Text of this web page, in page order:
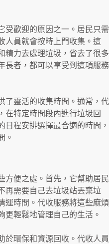
受歡迎的原因之一。居民只需
人員就會按時上門收集。這
精力去處理垃圾，省去了很多
長者，都可以享受到這項服務
了靈活的收集時間。通常，代
在特定時間段內進行垃圾回
日程安排選擇最合適的時間，
。
方便之處。首先，它幫助居民
再需要自己去垃圾站丟棄垃
運時間。代收服務將這些麻煩
更輕鬆地管理自己的生活。
於環保和資源回收。代收人員